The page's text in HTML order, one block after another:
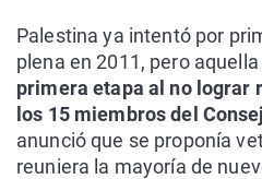
Palestina ya intentó por
plena en 2011, pero
primera etapa al no lograr
los 15 miembros del
anunció que se proponía
reuniera la mayoría de